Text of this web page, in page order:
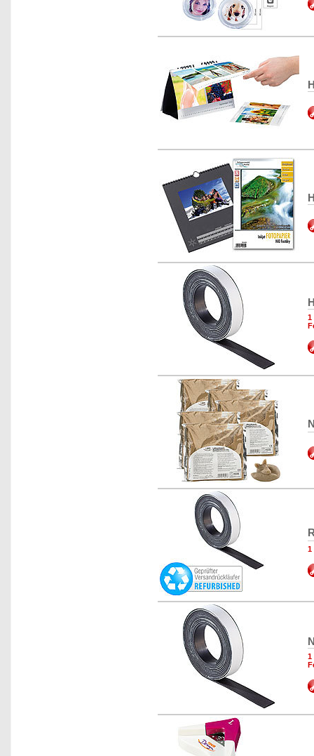
1
1
1